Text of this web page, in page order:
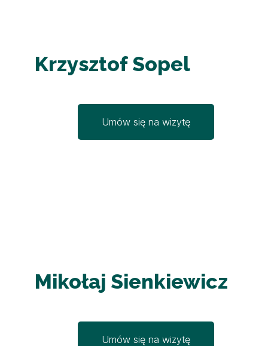
Krzysztof Sopel
Umów się na wizytę
Mikołaj Sienkiewicz
Umów się na wizytę